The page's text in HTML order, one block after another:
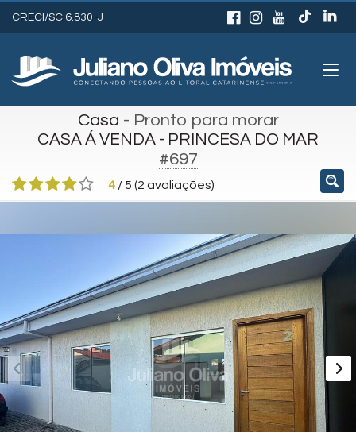
CRECI/SC 6.830-J
Casa - Pronto para morar
CASA Á VENDA - PRINCESA DO MAR
#697
4 /5 (2 avaliações)